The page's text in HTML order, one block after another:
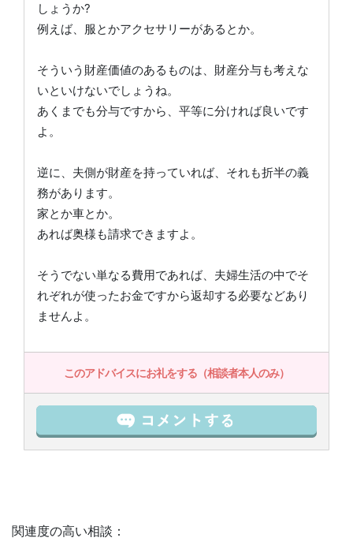
しょうか?
例えば、服とかアクセサリーがあるとか。
そういう財産価値のあるものは、財産分与も考えな
いといけないでしょうね。
あくまでも分与ですから、平等に分ければ良いです
よ。
逆に、夫側が財産を持っていれば、それも折半の義
務があります。
家とか車とか。
あれば奥様も請求できますよ。
そうでない単なる費用であれば、夫婦生活の中でそ
れぞれが使ったお金ですから返却する必要などあり
ませんよ。
このアドバイスにお礼をする（相談者本人のみ）
関連度の高い相談：